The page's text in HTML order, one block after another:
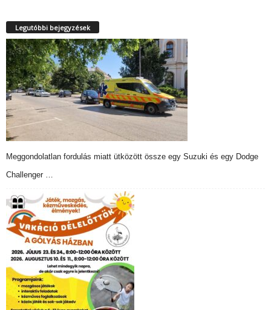
Legutóbbi bejegyzések
Meggondolatlan fordulás miatt ütközött össze egy Suzuki és egy Dodge
Challenger …